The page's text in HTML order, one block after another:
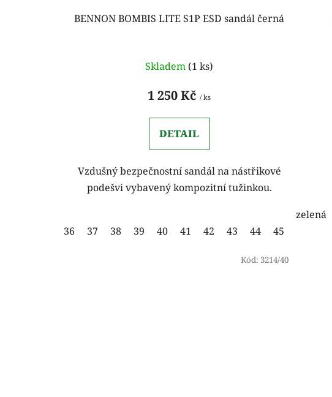
BENNON BOMBIS LITE S1P ESD sandál černá
Skladem (1 ks)
1 250 Kč/ ks
DETAIL
Vzdušný bezpečnostní sandál na nástřikové
podešvi vybavený kompozitní tužinkou.
36 37 38 39 40 41 42 43 44 45
zelená
Kód: 3214/40